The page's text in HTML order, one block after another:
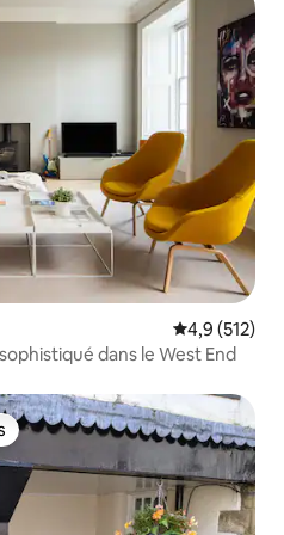
Évaluation
4,9 (512)
dans le West End
plus appréciés